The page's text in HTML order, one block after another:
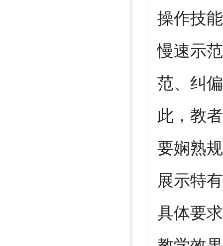
操作技
慢速示
范、纠
此，教
要娴熟
展示特
具体要